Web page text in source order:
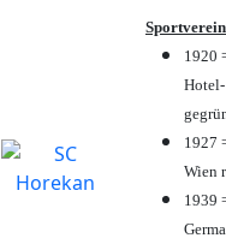
1920
1927
Wien
1939